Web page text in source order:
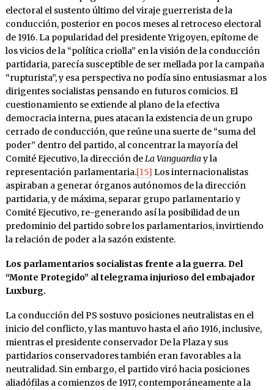
electoral el sustento último del viraje guerrerista de la
conducción, posterior en pocos meses al retroceso electoral
de 1916. La popularidad del presidente Yrigoyen, epítome de
los vicios de la “política criolla” en la visión de la conducción
partidaria, parecía susceptible de ser mellada por la campaña
“rupturista”, y esa perspectiva no podía sino entusiasmar a los
dirigentes socialistas pensando en futuros comicios. El
cuestionamiento se extiende al plano de la efectiva
democracia interna, pues atacan la existencia de un grupo
cerrado de conducción, que reúne una suerte de “suma del
poder” dentro del partido, al concentrar la mayoría del
Comité Ejecutivo, la dirección deLa Vanguardiay la
representación parlamentaria.[15] Los internacionalistas
aspiraban a generar órganos autónomos de la dirección
partidaria, y de máxima, separar grupo parlamentario y
Comité Ejecutivo, re-generando así la posibilidad de un
predominio del partido sobre los parlamentarios, invirtiendo
la relación de poder a la sazón existente.
Los parlamentarios socialistas frente a la guerra. Del
“Monte Protegido” al telegrama injurioso del embajador
Luxburg.
La conducción del PS sostuvo posiciones neutralistas en el
inicio del conflicto, y las mantuvo hasta el año 1916, inclusive,
mientras el presidente conservador De la Plaza y sus
partidarios conservadores también eran favorables a la
neutralidad. Sin embargo, el partido viró hacia posiciones
aliadófilas a comienzos de 1917, contemporáneamente a la